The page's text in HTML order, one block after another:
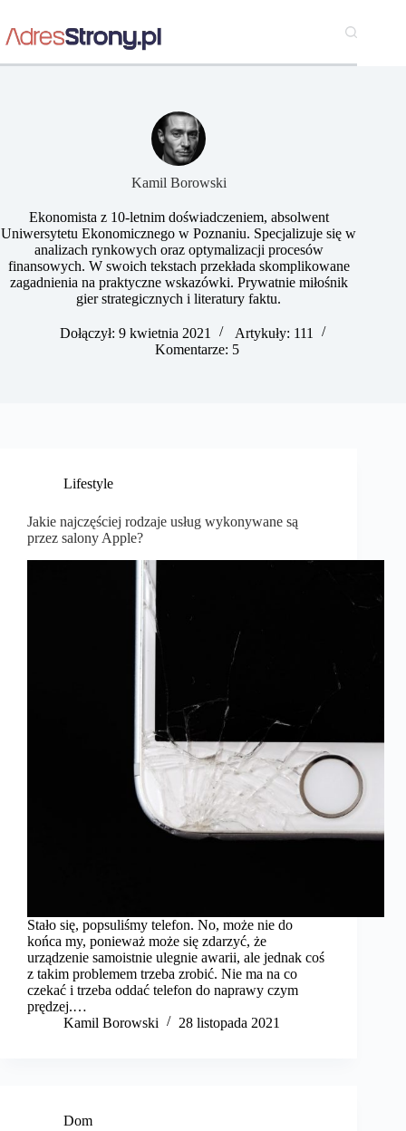
treści
Kamil Borowski
Ekonomista z 10-letnim doświadczeniem, absolwent
Uniwersytetu Ekonomicznego w Poznaniu. Specjalizuje się w
analizach rynkowych oraz optymalizacji procesów
finansowych. W swoich tekstach przekłada skomplikowane
zagadnienia na praktyczne wskazówki. Prywatnie miłośnik
gier strategicznych i literatury faktu.
Dołączył: 9 kwietnia 2021
Artykuły: 111
Komentarze: 5
Lifestyle
Jakie najczęściej rodzaje usług wykonywane są
przez salony Apple?
Stało się, popsuliśmy telefon. No, może nie do
końca my, ponieważ może się zdarzyć, że
urządzenie samoistnie ulegnie awarii, ale jednak coś
z takim problemem trzeba zrobić. Nie ma na co
czekać i trzeba oddać telefon do naprawy czym
prędzej.…
Kamil Borowski
28 listopada 2021
Dom